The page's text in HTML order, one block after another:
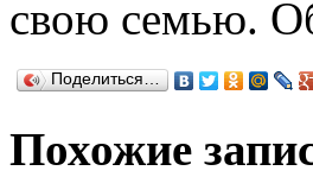
свою семью.
Поделиться…
Похожие